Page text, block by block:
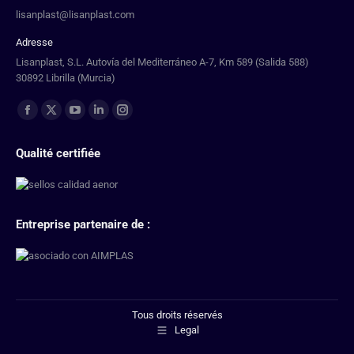
lisanplast@lisanplast.com
Adresse
Lisanplast, S.L. Autovía del Mediterráneo A-7, Km 589 (Salida 588)
30892 Librilla (Murcia)
Trouvez nous sur :
Qualité certifiée
Entreprise partenaire de :
Tous droits réservés
Legal